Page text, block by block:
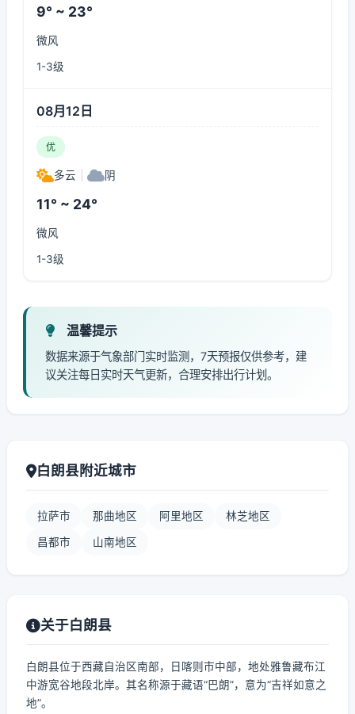
9° ~ 23°
微风
1-3级
08月12日
优
多云 阴
11° ~ 24°
微风
1-3级
温馨提示
数据来源于气象部门实时监测，7天预报仅供参考，建
议关注每日实时天气更新，合理安排出行计划。
白朗县附近城市
拉萨市 那曲地区 阿里地区 林芝地区
昌都市 山南地区
关于白朗县
白朗县位于西藏自治区南部，日喀则市中部，地处雅鲁藏布江
中游宽谷地段北岸。其名称源于藏语“巴朗”，意为“吉祥如意之
地”。